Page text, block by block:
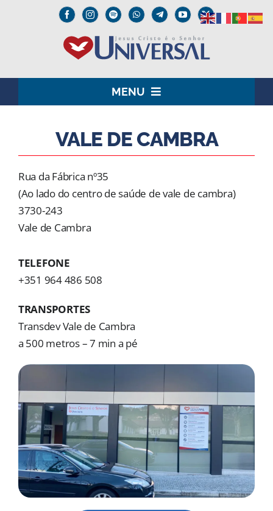
MENU
INSTITUCIONAL
UNIVERSAL+
MORADAS
DOAÇÕES
VALE DE CAMBRA
Rua da Fábrica nº35
(Ao lado do centro de saúde de vale de cambra)
3730-243
Vale de Cambra
TELEFONE
+351 964 486 508
TRANSPORTES
Transdev Vale de Cambra
a 500 metros – 7 min a pé